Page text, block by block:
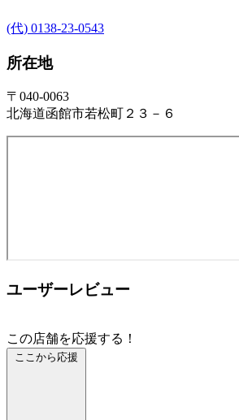
(代) 0138-23-0543
所在地
〒040-0063
北海道函館市若松町２３－６
ユーザーレビュー
この店舗を応援する！
ここから応援